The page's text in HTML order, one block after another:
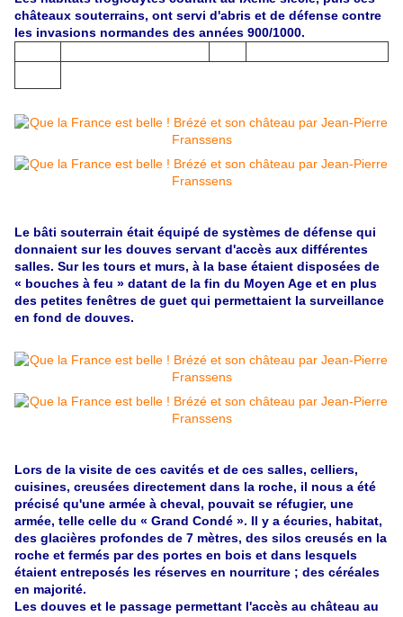
châteaux souterrains, ont servi d'abris et de défense contre
les invasions normandes des années 900/1000.
Le bâti souterrain était équipé de systèmes de défense qui
donnaient sur les douves servant d'accès aux différentes
salles. Sur les tours et murs, à la base étaient disposées de
« bouches à feu » datant de la fin du Moyen Age et en plus
des petites fenêtres de guet qui permettaient la surveillance
en fond de douves.
Lors de la visite de ces cavités et de ces salles, celliers,
cuisines, creusées directement dans la roche, il nous a été
précisé qu'une armée à cheval, pouvait se réfugier, une
armée, telle celle du « Grand Condé ». Il y a écuries, habitat,
des glacières profondes de 7 mètres, des silos creusés en la
roche et fermés par des portes en bois et dans lesquels
étaient entreposés les réserves en nourriture ; des céréales
en majorité.
Les douves et le passage permettant l'accès au château au